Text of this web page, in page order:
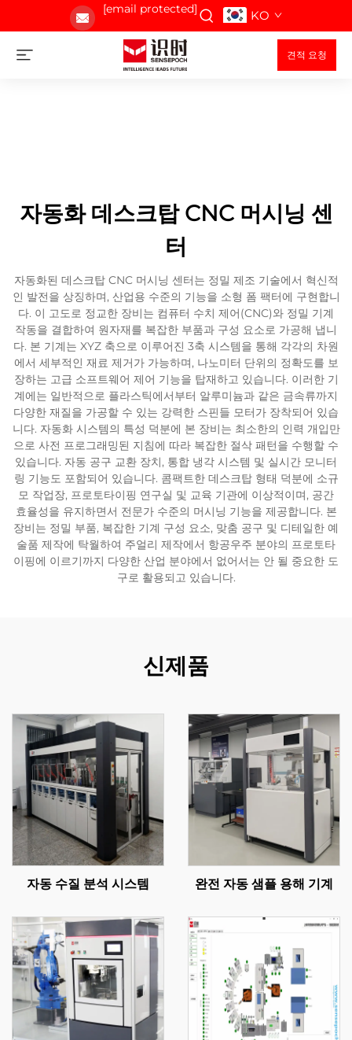
[email protected] KO
견적 요청
자동화 데스크탑 CNC 머시닝 센
터
자동화된 데스크탑 CNC 머시닝 센터는 정밀 제조 기술에서 혁신적
인 발전을 상징하며, 산업용 수준의 기능을 소형 폼 팩터에 구현합니
다. 이 고도로 정교한 장비는 컴퓨터 수치 제어(CNC)와 정밀 기계
작동을 결합하여 원자재를 복잡한 부품과 구성 요소로 가공해 냅니
다. 본 기계는 XYZ 축으로 이루어진 3축 시스템을 통해 각각의 차원
에서 세부적인 재료 제거가 가능하며, 나노미터 단위의 정확도를 보
장하는 고급 소프트웨어 제어 기능을 탑재하고 있습니다. 이러한 기
계에는 일반적으로 플라스틱에서부터 알루미늄과 같은 금속류까지
다양한 재질을 가공할 수 있는 강력한 스핀들 모터가 장착되어 있습
니다. 자동화 시스템의 특성 덕분에 본 장비는 최소한의 인력 개입만
으로 사전 프로그래밍된 지침에 따라 복잡한 절삭 패턴을 수행할 수
있습니다. 자동 공구 교환 장치, 통합 냉각 시스템 및 실시간 모니터
링 기능도 포함되어 있습니다. 콤팩트한 데스크탑 형태 덕분에 소규
모 작업장, 프로토타이핑 연구실 및 교육 기관에 이상적이며, 공간
효율성을 유지하면서 전문가 수준의 머시닝 기능을 제공합니다. 본
장비는 정밀 부품, 복잡한 기계 구성 요소, 맞춤 공구 및 디테일한 예
술품 제작에 탁월하여 주얼리 제작에서 항공우주 분야의 프로토타
이핑에 이르기까지 다양한 산업 분야에서 없어서는 안 될 중요한 도
구로 활용되고 있습니다.
신제품
자동 수질 분석 시스템 완전 자동 샘플 용해 기계